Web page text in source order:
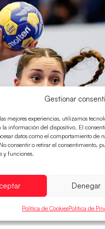
Gestionar
mejores experiencias, utilizamos
la información del dispositivo. El
datos como el comportamiento de
consentir o retirar el consentimiento,
y funciones.
Denegar
Política de CookiesPolítica de
sellan su billete para